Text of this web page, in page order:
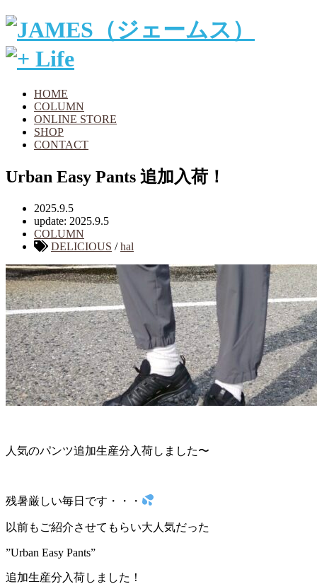
HOME
COLUMN
ONLINE STORE
SHOP
CONTACT
Urban Easy Pants 追加入荷！
2025.9.5
update: 2025.9.5
COLUMN
DELICIOUS /hal
人気のパンツ追加生産分入荷しました〜
残暑厳しい毎日です・・・
以前もご紹介させてもらい大人気だった
”Urban Easy Pants”
追加生産分入荷しました！